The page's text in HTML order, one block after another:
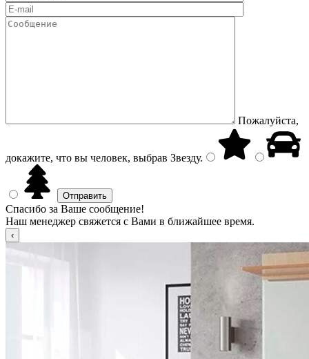
Пожалуйста,
докажите, что вы человек, выбрав Звезду.
Спасибо за Ваше сообщение!
Наш менеджер свяжется с Вами в ближайшее время.